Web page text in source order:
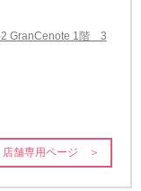
2 GranCenote 1階 3
店舗専用ページ ＞